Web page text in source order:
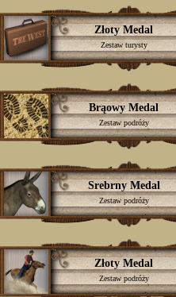
Złoty Medal
Zestaw turysty
Brąowy Medal
Zestaw podróży
Srebrny Medal
Zestaw podróży
Złoty Medal
Zestaw podróży